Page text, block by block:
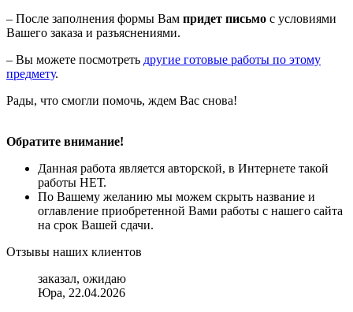
– После заполнения формы Вам придет письмо с условиями
Вашего заказа и разъяснениями.
– Вы можете посмотреть другие готовые работы по этому
предмету.
Рады, что смогли помочь, ждем Вас снова!
Обратите внимание!
Данная работа является авторской, в Интернете такой
работы НЕТ.
По Вашему желанию мы можем скрыть название и
оглавление приобретенной Вами работы с нашего сайта
на срок Вашей сдачи.
Отзывы наших клиентов
заказал, ожидаю
Юра, 22.04.2026